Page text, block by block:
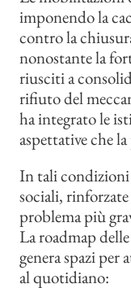
imponendo la
contro la
nonostante la
riusciti a
rifiuto del
ha integrato le
aspettative che
In tali condizioni
sociali, rinforzate
problema più
La roadmap
genera spazi
al quotidiano: